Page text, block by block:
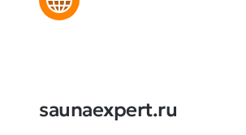
saunaexpert.ru